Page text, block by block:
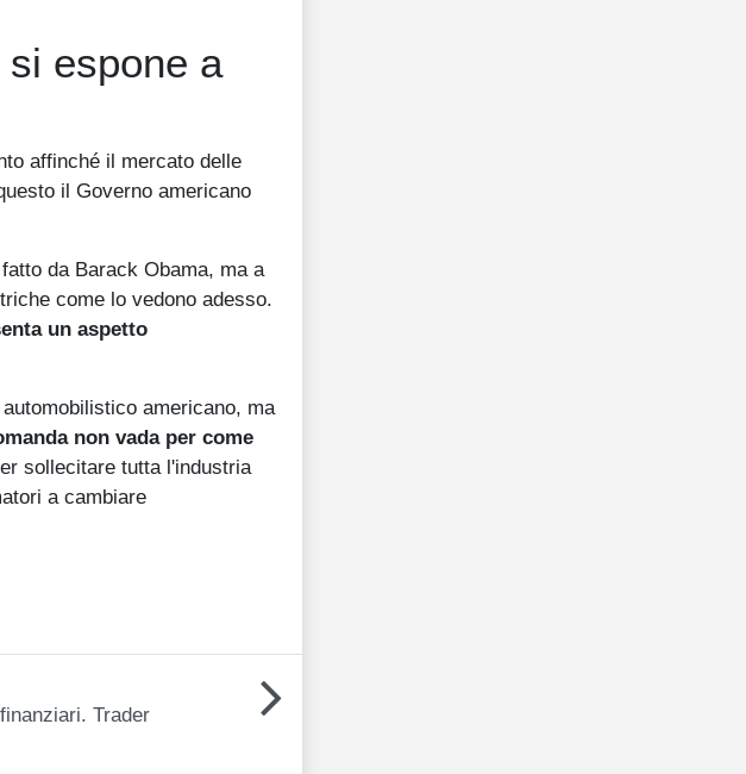
espone a
affinché il mercato delle
il Governo americano
da Barack Obama, ma a
come lo vedono adesso.
un aspetto
americano, ma
non vada per come
sollecitare tutta l'industria
a cambiare
Trader